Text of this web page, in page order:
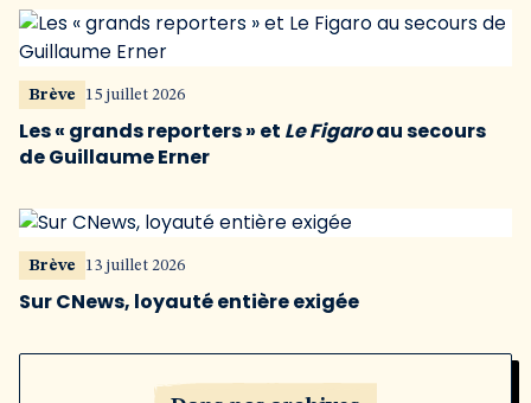
Brève 15 juillet 2026
Les « grands reporters » et Le Figaroau secours
de Guillaume Erner
Brève 13 juillet 2026
Sur CNews, loyauté entière exigée